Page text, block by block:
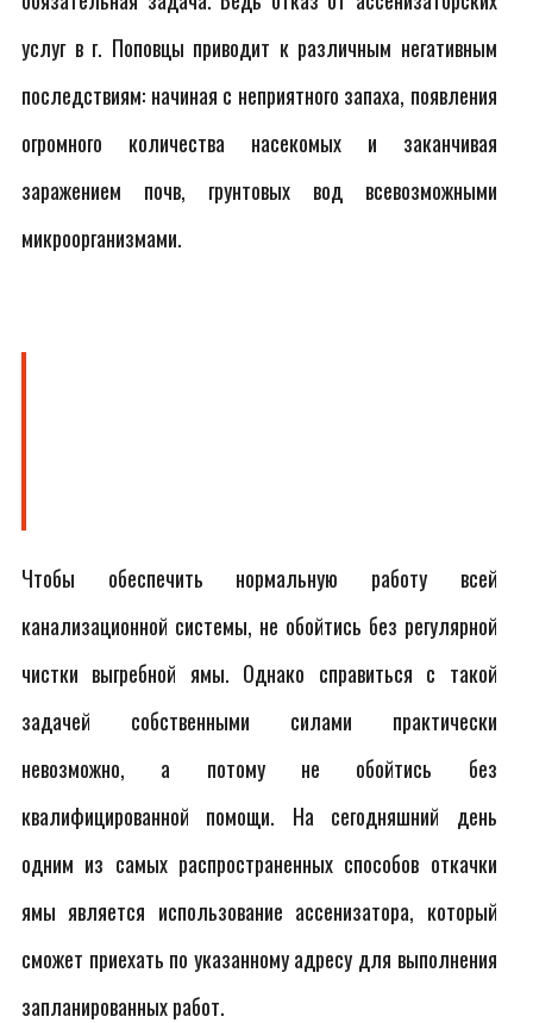
услуг в г. Поповцы приводит к различным негативным
последствиям: начиная с неприятного запаха, появления
огромного количества насекомых и заканчивая
заражением почв, грунтовых вод всевозможными
микроорганизмами.
Чтобы обеспечить нормальную работу всей
канализационной системы, не обойтись без регулярной
чистки выгребной ямы. Однако справиться с такой
задачей собственными силами практически
невозможно, а потому не обойтись без
квалифицированной помощи. На сегодняшний день
одним из самых распространенных способов откачки
ямы является использование ассенизатора, который
сможет приехать по указанному адресу для выполнения
запланированных работ.